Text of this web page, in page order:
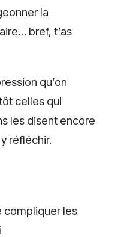
la
bref, t’as
qu’on
celles qui
les disent encore
réfléchir.
compliquer les